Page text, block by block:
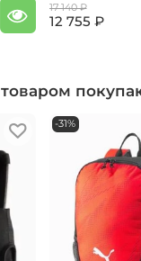
17 140 ₽
12 755 ₽
-31%